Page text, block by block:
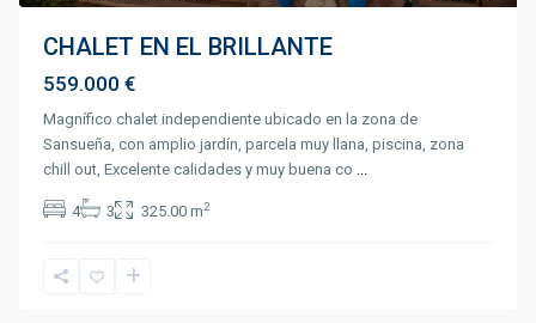
CHALET EN EL BRILLANTE
559.000 €
Magnífico chalet independiente ubicado en la zona de
Sansueña, con amplio jardín, parcela muy llana, piscina, zona
chill out, Excelente calidades y muy buena co ...
4 3 325.00 m2